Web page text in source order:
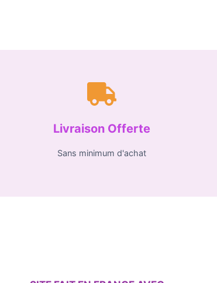
Livraison Offerte
Sans minimum d'achat